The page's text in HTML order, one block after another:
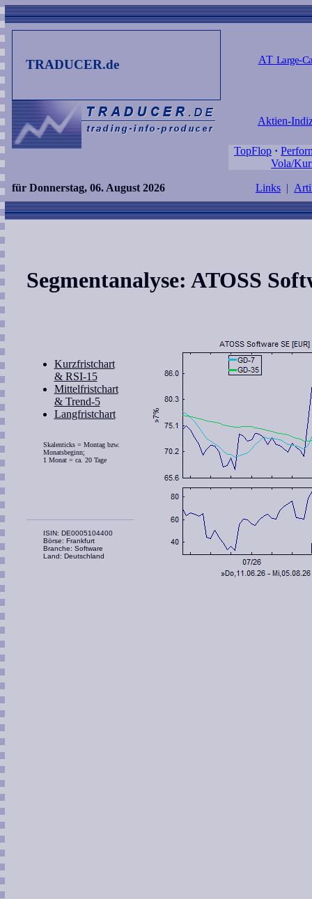
TRADUCER.de AT Large-
Aktien-
TopFlop ·
Vola/
für Donnerstag, 06. August 2026 Links |
Segmentanalyse: ATOSS
Kurzfristchart
& RSI-15
Mittelfristchart
& Trend-5
Langfristchart
Skalenticks = Montag bzw.
Monatsbeginn;
1 Monat = ca. 20 Tage
ISIN: DE0005104400
Börse: Frankfurt
Branche: Software
Land: Deutschland